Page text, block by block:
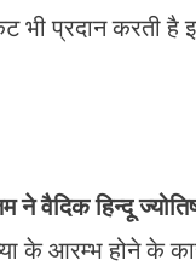
भी प्रदान करती है
ने वैदिक हिन्दू
के आरम्भ होने के